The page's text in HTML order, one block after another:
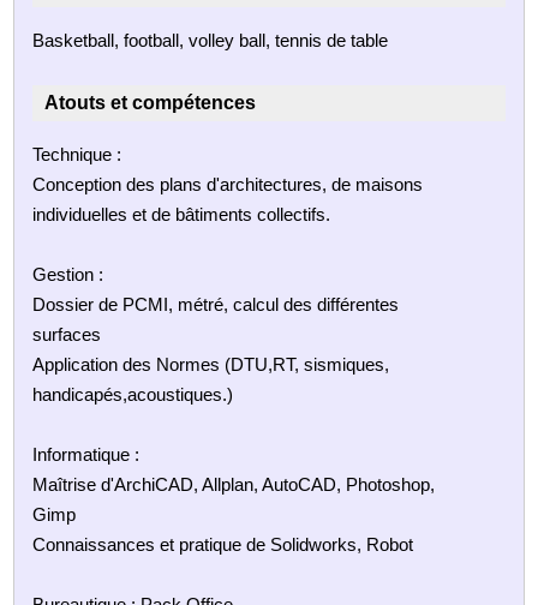
Basketball, football, volley ball, tennis de table
Atouts et compétences
Technique :
Conception des plans d'architectures, de maisons
individuelles et de bâtiments collectifs.
Gestion :
Dossier de PCMI, métré, calcul des différentes
surfaces
Application des Normes (DTU,RT, sismiques,
handicapés,acoustiques.)
Informatique :
Maîtrise d'ArchiCAD, Allplan, AutoCAD, Photoshop,
Gimp
Connaissances et pratique de Solidworks, Robot